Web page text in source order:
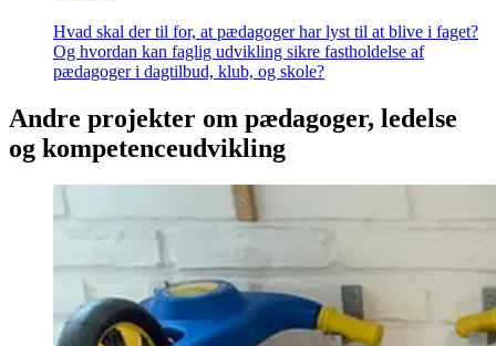
Hvad skal der til for, at pædagoger har lyst til at blive i faget?
Og hvordan kan faglig udvikling sikre fastholdelse af
pædagoger i dagtilbud, klub, og skole?
Andre projekter om pædagoger, ledelse
og kompetenceudvikling